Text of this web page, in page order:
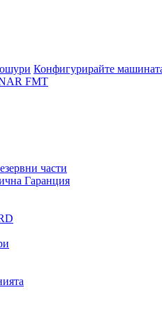
Конфигурирайте
FMT
части
Гаранция